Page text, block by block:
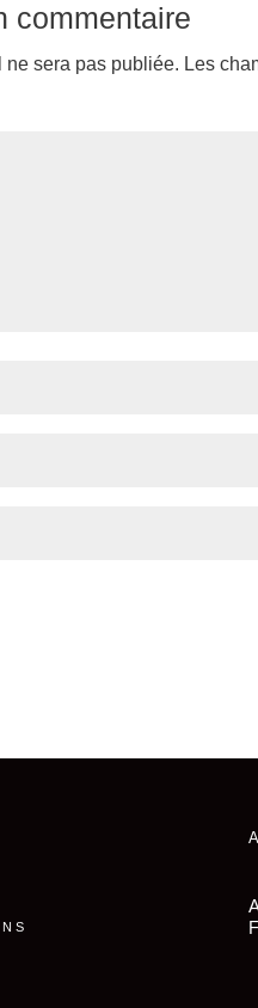
commentaire
ne sera pas publiée. Les